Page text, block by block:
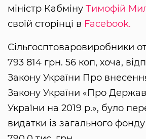
міністр Кабміну Тимофій
своїй сторінці в Facebook.
Сільгосптоваровиробники
793 814 грн. 56 коп, хоча,
Закону України Про
Закону України «Про
України на 2019 р.», було
видатки із загального